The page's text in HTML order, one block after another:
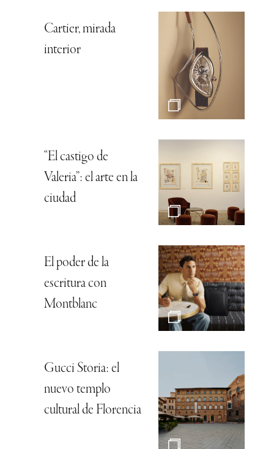
Cartier, mirada
interior
“El castigo de
Valeria”: el arte en la
ciudad
El poder de la
escritura con
Montblanc
Gucci Storia: el
nuevo templo
cultural de Florencia